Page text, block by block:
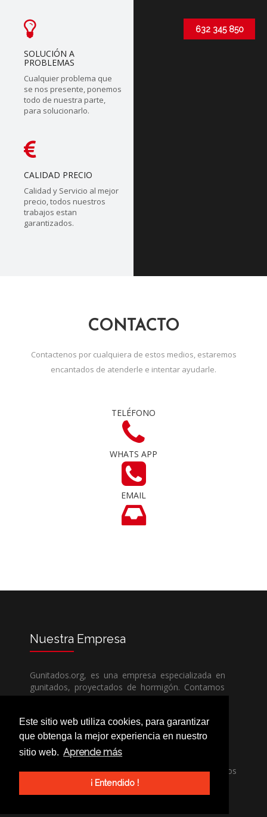
Este sitio web utiliza cookies, para garantizar
que obtenga la mejor experiencia en nuestro
sitio web. Aprende más
¡ Entendido !
SOLUCIÓN A
PROBLEMAS
Cualquier problema que
se nos presente, ponemos
todo de nuestra parte,
para solucionarlo.
CALIDAD PRECIO
Calidad y Servicio al mejor
precio, todos nuestros
trabajos estan
garantizados.
632 345 850
CONTACTO
Contactenos por cualquiera de estos medios, estaremos
encantados de atenderle e intentar ayudarle.
TELÉFONO
WHATS APP
EMAIL
Nuestra Empresa
Gunitados.org, es una empresa especializada en
gunitados, proyectados de hormigón. Contamos
con todos los medios humanos y técnicos, para
competencia.
Si necesita una empresa de gunitados, no dude
en llamarnos, nuestros técnicos estran encantados
de poder ayudarle, ya sea usted particular o
profesional.